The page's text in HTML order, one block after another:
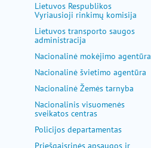
Lietuvos Respublikos
Vyriausioji rinkimų komisija
Lietuvos transporto saugos
administracija
Nacionalinė mokėjimo agentūra
Nacionalinė švietimo agentūra
Nacionalinė Žemės tarnyba
Nacionalinis visuomenės
sveikatos centras
Policijos departamentas
Priešgaisrinės apsaugos ir